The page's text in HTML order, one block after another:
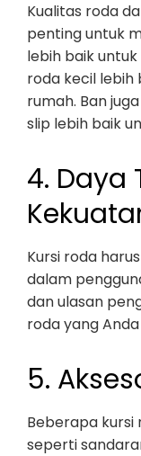
Kualitas roda
penting untuk
lebih baik
roda kecil lebih
rumah. Ban
slip lebih baik
4. Daya
Kursi roda
dalam
dan ulasan
roda yang
5.
Beberapa kursi
seperti